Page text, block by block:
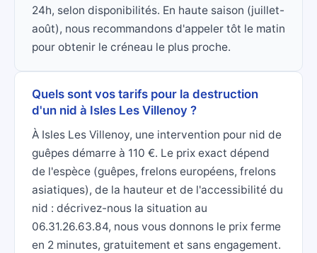
24h, selon disponibilités. En haute saison (juillet-
août), nous recommandons d'appeler tôt le matin
pour obtenir le créneau le plus proche.
Quels sont vos tarifs pour la destruction
d'un nid à Isles Les Villenoy ?
À Isles Les Villenoy, une intervention pour nid de
guêpes démarre à 110 €. Le prix exact dépend
de l'espèce (guêpes, frelons européens, frelons
asiatiques), de la hauteur et de l'accessibilité du
nid : décrivez-nous la situation au
06.31.26.63.84, nous vous donnons le prix ferme
en 2 minutes, gratuitement et sans engagement.